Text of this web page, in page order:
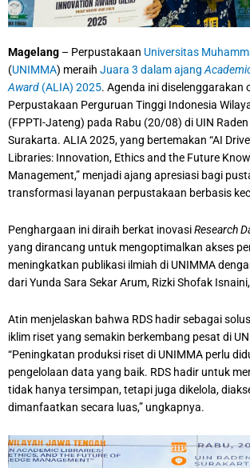
Magelang – Perpustakaan Universitas
(UNIMMA) meraih Juara 3 dalam ajang
Award (ALIA) 2025. Agenda ini diselenggarakan
Perpustakaan Perguruan Tinggi Indonesia
(FPPTI-Jateng) pada Rabu (20/08) di UIN Raden
Surakarta. ALIA 2025, yang bertemakan “AI
Libraries: Innovation, Ethics and the Future
Management,” menjadi ajang apresiasi bagi
transformasi layanan perpustakaan berbasis
Penghargaan ini diraih berkat inovasiResearch
yang dirancang untuk mengoptimalkan akses
meningkatkan publikasi ilmiah di UNIMMA
dari Yunda Sara Sekar Arum, Rizki Shofak
Atin menjelaskan bahwa RDS hadir sebagai
iklim riset yang semakin berkembang pesat di
“Peningkatan produksi riset di UNIMMA perlu
pengelolaan data yang baik. RDS hadir untuk
tidak hanya tersimpan, tetapi juga dikelola,
dimanfaatkan secara luas,” ungkapnya.